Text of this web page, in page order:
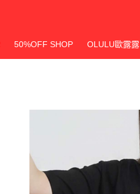
50%OFF SHOP OLULU歐露露